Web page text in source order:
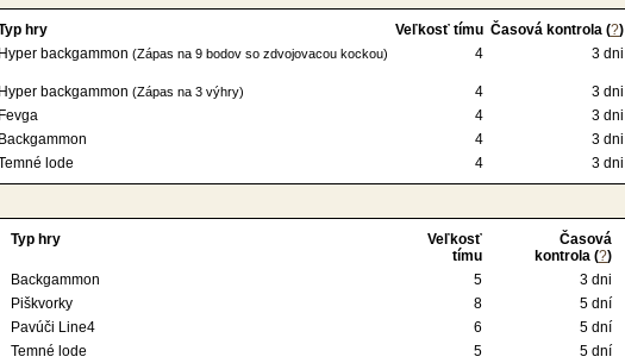
hry Veľkosť tímu Časová kontrola (?)
Hyper backgammon (Zápas na 9 bodov so zdvojovacou kockou) 4 3 dni
Hyper backgammon (Zápas na 3 výhry) 4 3 dni
Fevga 4 3 dni
Backgammon 4 3 dni
lode 4 3 dni
Typ hry
Veľkosť
tímu
Časová
kontrola (?)
Backgammon 5 3 dni
Piškvorky 8 5 dní
Pavúči Line4 6 5 dní
Temné lode 5 5 dní